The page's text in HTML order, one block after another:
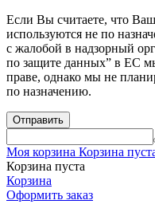
Если Вы считаете, что
используются не по
с жалобой в надзорный
по защите данных” в ЕС
праве, однако мы не
по назначению.
Отправить
Моя корзина Корзина
Корзина пуста
Корзина
Оформить заказ